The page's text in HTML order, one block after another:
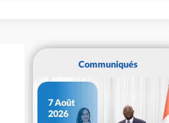
Communiqués
7 Août
2026